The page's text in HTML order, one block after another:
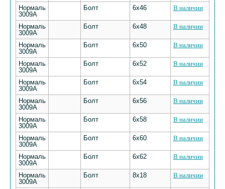
Нормаль
3009А
Болт 6х46 В наличии
Нормаль
3009А
Болт 6х48 В наличии
Нормаль
3009А
Болт 6х50 В наличии
Нормаль
3009А
Болт 6х52 В наличии
Нормаль
3009А
Болт 6х54 В наличии
Нормаль
3009А
Болт 6х56 В наличии
Нормаль
3009А
Болт 6х58 В наличии
Нормаль
3009А
Болт 6х60 В наличии
Нормаль
3009А
Болт 6х62 В наличии
Нормаль
3009А
Болт 8х18 В наличии